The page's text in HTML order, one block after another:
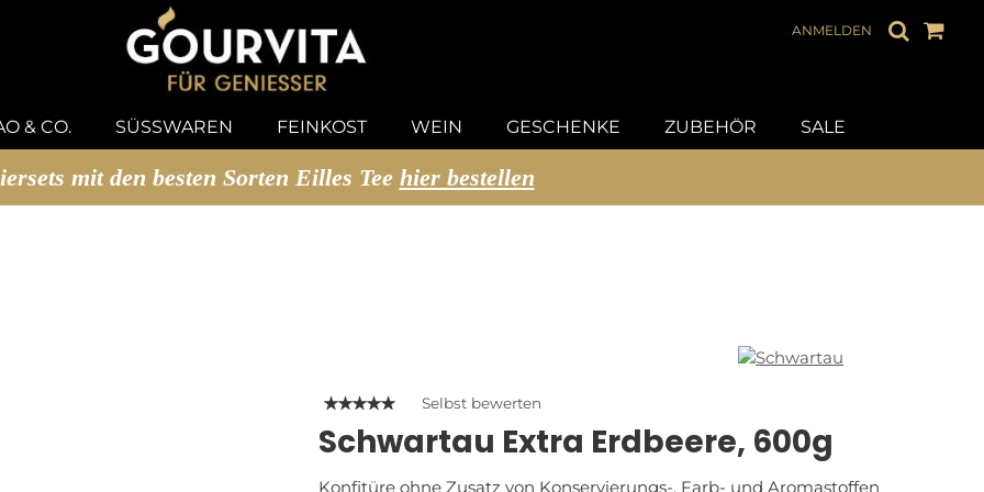
ANMELDEN
& CO. SÜSSWAREN FEINKOST WEIN GESCHENKE ZUBEHÖR SALE
mit den besten Sorten Eilles Tee hier bestellen
Selbst bewerten
Schwartau Extra Erdbeere, 600g
Konfitüre ohne Zusatz von Konservierungs-, Farb- und Aromastoffen